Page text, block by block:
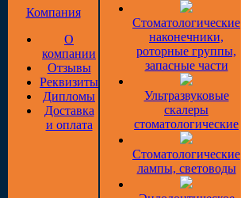
Компания
О
компании
Отзывы
Реквизиты
Дипломы
Доставка
и оплата
Стоматологические
наконечники,
роторные группы,
запасные части
Ультразвуковые
скалеры
стоматологические
Стоматологические
лампы, световоды